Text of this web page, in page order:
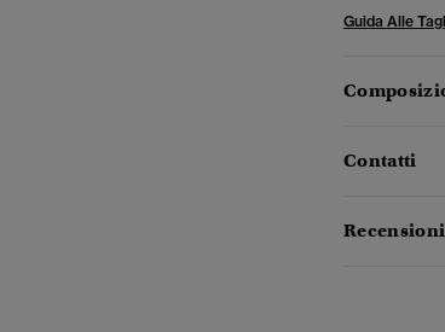
Guida Alle
Contatti